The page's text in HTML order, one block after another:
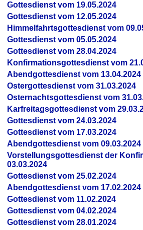
Gottesdienst vom 19.05.2024
Gottesdienst vom 12.05.2024
Himmelfahrtsgottesdienst vom
Gottesdienst vom 05.05.2024
Gottesdienst vom 28.04.2024
Konfirmationsgottesdienst vom
Abendgottesdienst vom 13.04.2024
Ostergottesdienst vom 31.03.2024
Osternachtsgottesdienst vom
Karfreitagsgottesdienst vom
Gottesdienst vom 24.03.2024
Gottesdienst vom 17.03.2024
Abendgottesdienst vom 09.03.2024
Vorstellungsgottesdienst der
03.03.2024
Gottesdienst vom 25.02.2024
Abendgottesdienst vom 17.02.2024
Gottesdienst vom 11.02.2024
Gottesdienst vom 04.02.2024
Gottesdienst vom 28.01.2024